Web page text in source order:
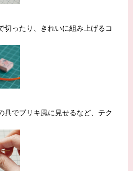
切ったり、きれいに組み上げるコ
具でブリキ風に見せるなど、テク